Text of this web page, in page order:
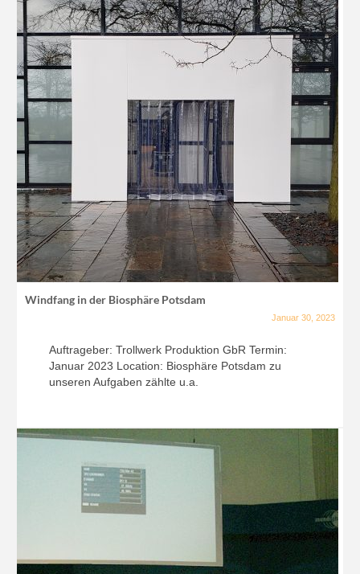
Windfang in der Biosphäre Potsdam
Januar 30, 2023
Auftrageber: Trollwerk Produktion GbR Termin:
Januar 2023 Location: Biosphäre Potsdam zu
unseren Aufgaben zählte u.a.